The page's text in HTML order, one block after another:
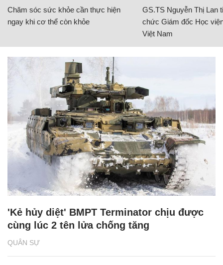
Chăm sóc sức khỏe cần thực hiện
ngay khi cơ thể còn khỏe
GS.TS Nguyễn Thị Lan
chức Giám đốc Học
Việt Nam
QUÂN SỰ
'Kẻ hủy diệt' BMPT Terminator chịu được
cùng lúc 2 tên lửa chống tăng